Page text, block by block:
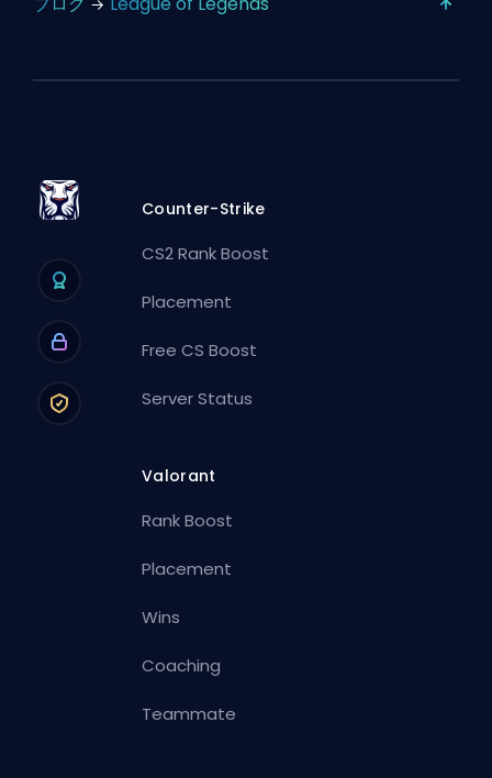
Counter-Strike
CS2 Rank Boost
Placement
Free CS Boost
Server Status
Valorant
Rank Boost
Placement
Wins
Coaching
Teammate